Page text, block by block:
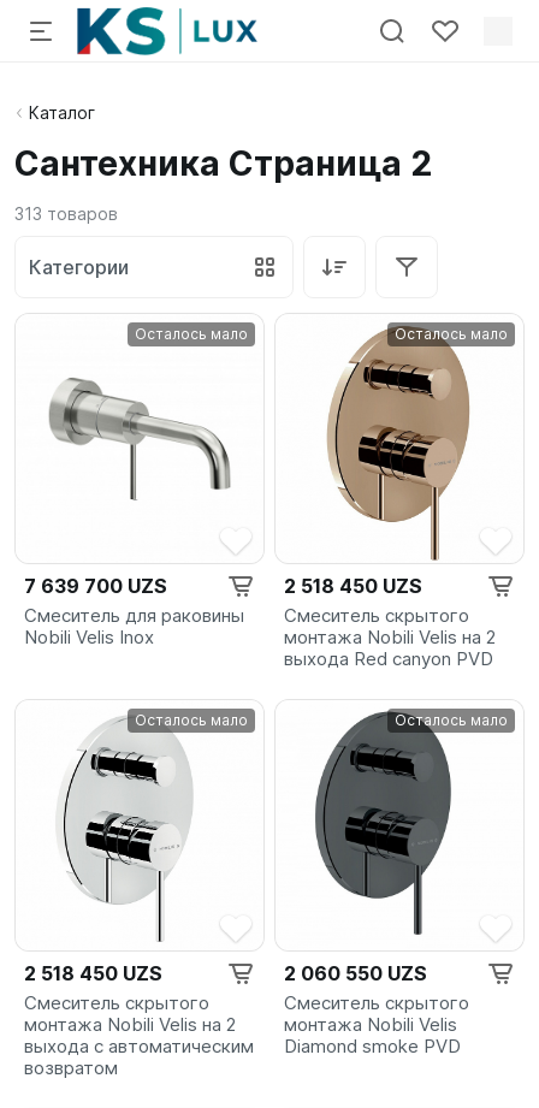
Каталог
Сантехника Страница 2
313 товаров
Категории
Осталось мало
7 639 700 UZS
Смеситель для раковины
Nobili Velis Inox
Осталось мало
2 518 450 UZS
Смеситель скрытого
монтажа Nobili Velis на 2
выхода Red canyon PVD
Осталось мало
2 518 450 UZS
Смеситель скрытого
монтажа Nobili Velis на 2
выхода с автоматическим
возвратом
Осталось мало
2 060 550 UZS
Смеситель скрытого
монтажа Nobili Velis
Diamond smoke PVD